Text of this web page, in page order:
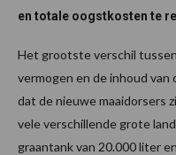
en totale oogstkosten te
Het grootste verschil
vermogen en de inhoud van
dat de nieuwe maaidorsers
vele verschillende grote
graantank van 20.000 liter